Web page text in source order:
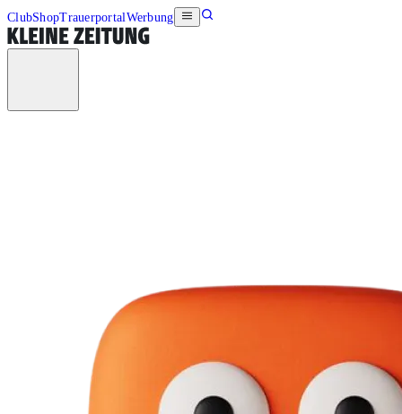
ClubShopTrauerportalWerbung